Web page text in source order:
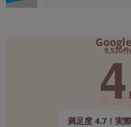
Google
9,520件
満足度 4.7！実